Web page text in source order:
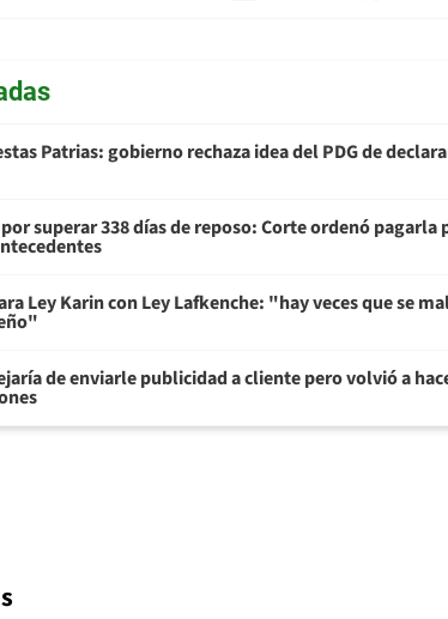
Patrias: gobierno rechaza idea del PDG de
superar 338 días de reposo: Corte ordenó pagarla
Ley Karin con Ley Lafkenche: "hay veces que se
de enviarle publicidad a cliente pero volvió a